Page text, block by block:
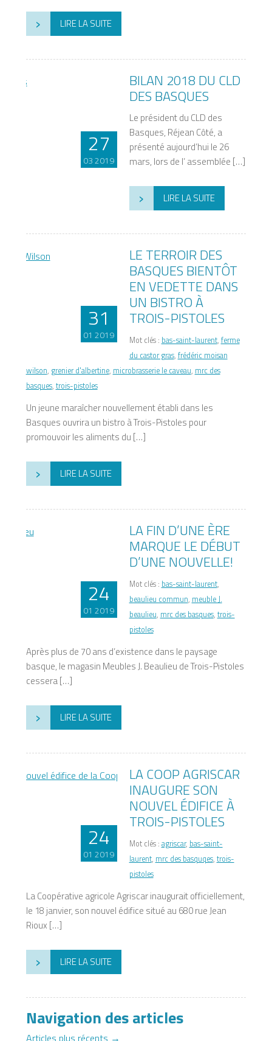
› LIRE LA SUITE
27
03 2019
BILAN 2018 DU CLD
DES BASQUES
Le président du CLD des
Basques, Réjean Côté, a
présenté aujourd’hui le 26
mars, lors de l’ assemblée […]
› LIRE LA SUITE
31
01 2019
LE TERROIR DES
BASQUES BIENTÔT
EN VEDETTE DANS
UN BISTRO À
TROIS-PISTOLES
Mot clés : bas-saint-laurent, ferme
du castor gras, frédéric moisan
wilson, grenier d'albertine, microbrasserie le caveau, mrc des
basques, trois-pistoles
Un jeune maraîcher nouvellement établi dans les
Basques ouvrira un bistro à Trois-Pistoles pour
promouvoir les aliments du […]
› LIRE LA SUITE
24
01 2019
LA FIN D’UNE ÈRE
MARQUE LE DÉBUT
D’UNE NOUVELLE!
Mot clés : bas-saint-laurent,
beaulieu commun, meuble J.
beaulieu, mrc des basques, trois-
pistoles
Après plus de 70 ans d’existence dans le paysage
basque, le magasin Meubles J. Beaulieu de Trois-Pistoles
cessera […]
› LIRE LA SUITE
24
01 2019
LA COOP AGRISCAR
INAUGURE SON
NOUVEL ÉDIFICE À
TROIS-PISTOLES
Mot clés : agriscar, bas-saint-
laurent, mrc des basquqes, trois-
pistoles
La Coopérative agricole Agriscar inaugurait officiellement,
le 18 janvier, son nouvel édifice situé au 680 rue Jean
Rioux […]
› LIRE LA SUITE
Navigation des articles
Articles plus récents →